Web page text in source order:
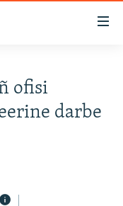
ofisi
darbe